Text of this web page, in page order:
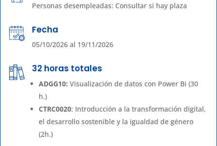
Personas desempleadas: Consultar si hay plaza
Fecha
05/10/2026 al 19/11/2026
32 horas totales
ADGG10: Visualización de datos con Power Bi (30
h.)
CTRC0020: Introducción a la transformación digital,
el desarrollo sostenible y la igualdad de género
(2h.)